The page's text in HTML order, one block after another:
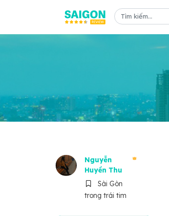
Nguyễn
Huyền Thu
Sài Gòn
trong trái tim